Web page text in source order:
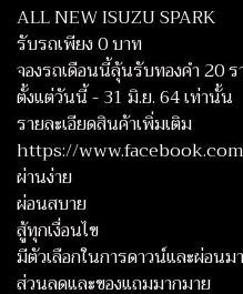
ALL NEW ISUZU SPARK
รับรถเพียง 0 บาท
จองรถเดือนนี้ลุ้นรับทองคำ 20
ตั้งแต่วันนี้ - 31 มิ.ย. 64 เท่านั้น
รายละเอียดสินค้าเพิ่มเติม
https://
ผ่านง่าย
ผ่อนสบาย
สู้ทุกเงื่อนไข
มีตัวเลือกในการดาวน์และผ่อนม
ส่วนลดและของแถมมากมาย